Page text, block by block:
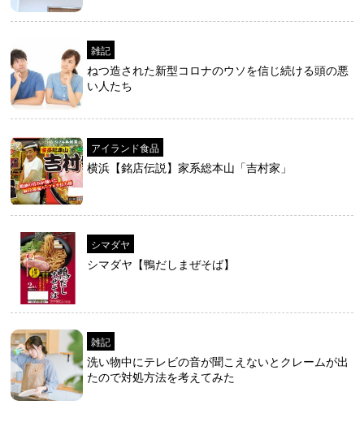
雑記
ねつ造された新型コロナのウソを信じ続ける頭の悪
い人たち
アイランド食品
横浜【銘店伝説】家系総本山「吉村家」
シマダヤ
シマダヤ【鴨だしまぜそば】
雑記
洗い物中にテレビの音が聞こえないとクレームが出
たので対処方法を考えてみた